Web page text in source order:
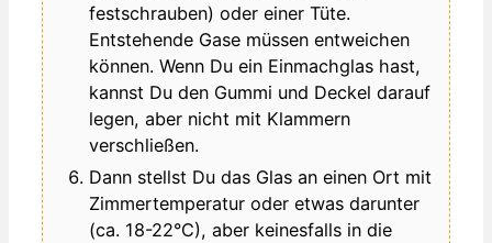
festschrauben) oder einer Tüte.
Entstehende Gase müssen entweichen
können. Wenn Du ein Einmachglas hast,
kannst Du den Gummi und Deckel darauf
legen, aber nicht mit Klammern
verschließen.
Dann stellst Du das Glas an einen Ort mit
Zimmertemperatur oder etwas darunter
(ca. 18-22°C), aber keinesfalls in die